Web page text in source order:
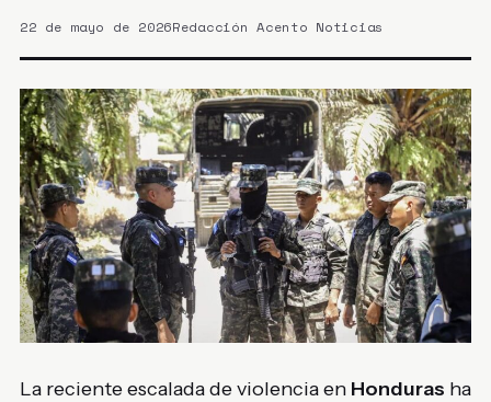
22 de mayo de 2026Redacción Acento Noticias
La reciente escalada de violencia en Honduras ha